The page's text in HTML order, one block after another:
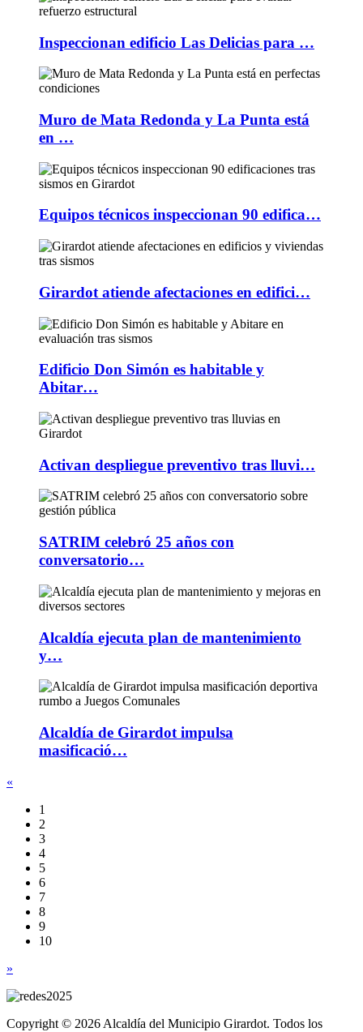
Inspeccionan edificio Las Delicias para …
Muro de Mata Redonda y La Punta está
en …
Equipos técnicos inspeccionan 90 edifica…
Girardot atiende afectaciones en edifici…
Edificio Don Simón es habitable y
Abitar…
Activan despliegue preventivo tras lluvi…
SATRIM celebró 25 años con
conversatorio…
Alcaldía ejecuta plan de mantenimiento
y…
Alcaldía de Girardot impulsa
masificació…
«
1
2
3
4
5
6
7
8
9
10
»
Copyright © 2026 Alcaldía del Municipio Girardot. Todos los